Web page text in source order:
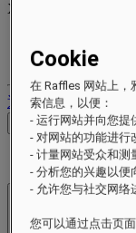
XXX
您的预订
退出
查看价格
打开菜单
Cookie
在 Raffles 网站上
索信息，以便：
- 运行网站并向您提
- 对网站的功能进行
- 计量网站受众和测
- 分析您的兴趣以便
- 允许您与社交网络
您可以通过点击页